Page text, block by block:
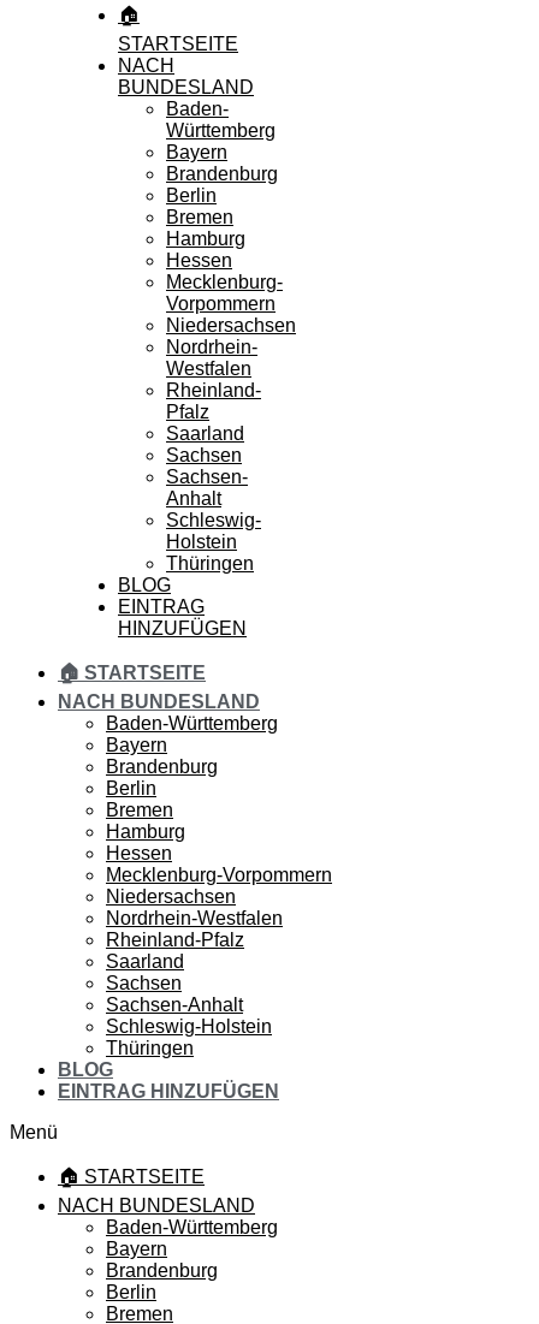
🏠
STARTSEITE
NACH
BUNDESLAND
Baden-
Württemberg
Bayern
Brandenburg
Berlin
Bremen
Hamburg
Hessen
Mecklenburg-
Vorpommern
Niedersachsen
Nordrhein-
Westfalen
Rheinland-
Pfalz
Saarland
Sachsen
Sachsen-
Anhalt
Schleswig-
Holstein
Thüringen
BLOG
EINTRAG
HINZUFÜGEN
🏠 STARTSEITE
NACH BUNDESLAND
Baden-Württemberg
Bayern
Brandenburg
Berlin
Bremen
Hamburg
Hessen
Mecklenburg-Vorpommern
Niedersachsen
Nordrhein-Westfalen
Rheinland-Pfalz
Saarland
Sachsen
Sachsen-Anhalt
Schleswig-Holstein
Thüringen
BLOG
EINTRAG HINZUFÜGEN
Menü
🏠 STARTSEITE
NACH BUNDESLAND
Baden-Württemberg
Bayern
Brandenburg
Berlin
Bremen